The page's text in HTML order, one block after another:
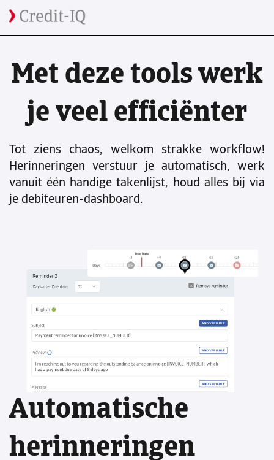
Met deze tools werk
je veel efficiënter
Tot ziens chaos, welkom strakke workflow!
Herinneringen verstuur je automatisch, werk
vanuit één handige takenlijst, houd alles bij via
je debiteuren-dashboard.
Automatische
herinneringen